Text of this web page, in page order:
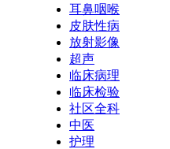
耳鼻咽喉
皮肤性病
放射影像
超声
临床病理
临床检验
社区全科
中医
护理